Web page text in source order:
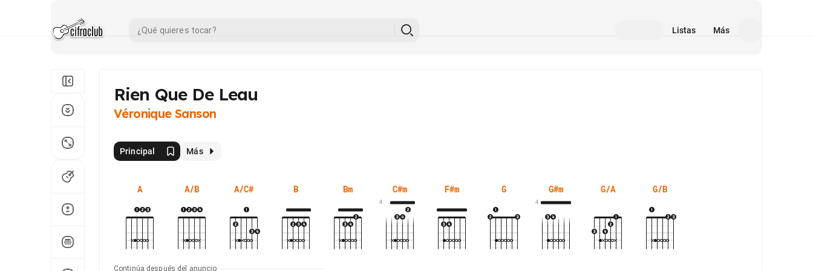
Listas Más
Rien Que De Leau
Véronique Sanson
Principal Más
A A/B A/C# B Bm C#m
4
F#m G G#m
4
G/A G/B
Continúa después del anuncio